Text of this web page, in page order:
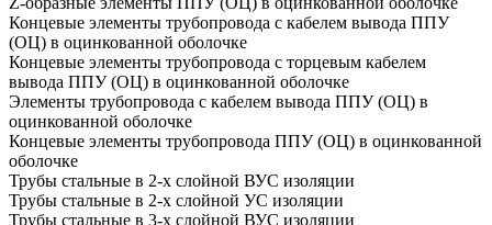
Концевые элементы трубопровода с кабелем вывода ППУ
(ОЦ) в оцинкованной оболочке
Концевые элементы трубопровода с торцевым кабелем
вывода ППУ (ОЦ) в оцинкованной оболочке
Элементы трубопровода с кабелем вывода ППУ (ОЦ) в
оцинкованной оболочке
Концевые элементы трубопровода ППУ (ОЦ) в оцинкованной
оболочке
Трубы стальные в 2-х слойной ВУС изоляции
Трубы стальные в 2-х слойной УС изоляции
Трубы стальные в 3-х слойной ВУС изоляции